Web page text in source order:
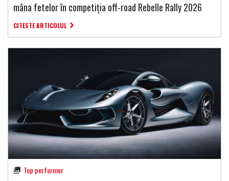
mâna fetelor în competiția off-road Rebelle Rally 2026
CITESTE ARTICOLUL
Top performer